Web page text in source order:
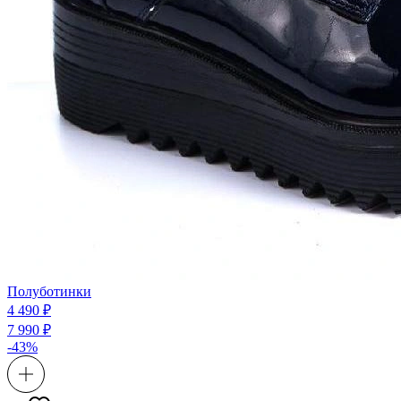
Полуботинки
4 490 ₽
7 990 ₽
-43%